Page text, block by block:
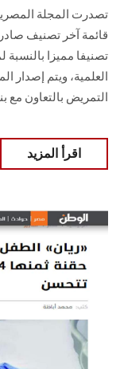
تصدرت المجلة
قائمة آخر تصنيف
تصنيفا مميزا
العلمية، ويتم إصدار
التمريض بالتعاون مع
اقرأ المزيد